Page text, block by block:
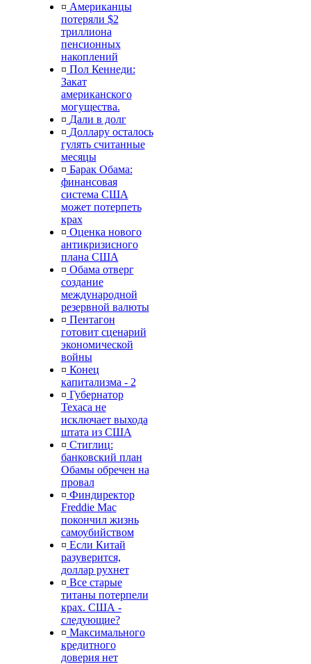
¤ Американцы
потеряли $2
триллиона
пенсионных
накоплений
¤ Пол Кеннеди:
Закат
американского
могущества.
¤ Дали в долг
¤ Доллару осталось
гулять считанные
месяцы
¤ Барак Обама:
финансовая
система США
может потерпеть
крах
¤ Оценка нового
антикризисного
плана США
¤ Обама отверг
создание
международной
резервной валюты
¤ Пентагон
готовит сценарий
экономической
войны
¤ Конец
капитализма - 2
¤ Губернатор
Техаса не
исключает выхода
штата из США
¤ Стиглиц:
банковский план
Обамы обречен на
провал
¤ Финдиректор
Freddie Mac
покончил жизнь
самоубийством
¤ Если Китай
разуверится,
доллар рухнет
¤ Все старые
титаны потерпели
крах. США -
следующие?
¤ Максимального
кредитного
доверия нет